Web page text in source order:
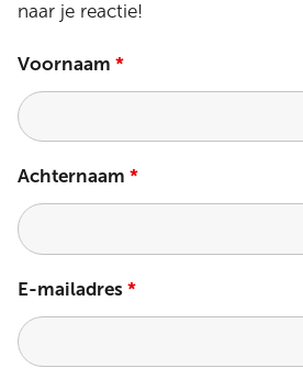
naar je reactie!
Voornaam*
Achternaam*
E-mailadres*